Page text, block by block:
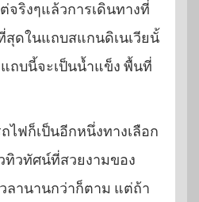
จริงๆแล้วการเดินทางที่
ดในแถบสแกนดิเนเวียนั้
ถบนี้จะเป็นน้ำแข็ง พื้นที่
ไฟก็เป็นอีกหนึ่งทางเลือก
วทัศน์ที่สวยงามของ
ลานานกว่าก็ตาม แต่ถ้า